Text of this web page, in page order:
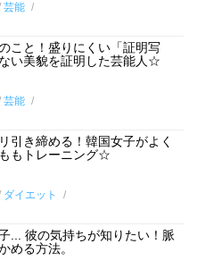
芸能
こと！盛りにくい「証明写
い美貌を証明した芸能人☆
芸能
引き締める！韓国女子がよく
もトレーニング☆
ダイエット
... 彼の気持ちが知りたい！脈
める方法。